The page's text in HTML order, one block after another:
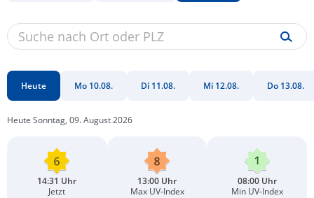
Heute Mo 10.08. Di 11.08. Mi 12.08. Do 13.08.
Heute Sonntag, 09. August 2026
14:31 Uhr
Jetzt
13:00 Uhr
Max UV-Index
08:00 Uhr
Min UV-Index